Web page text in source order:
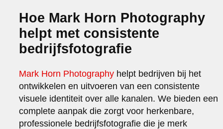
Hoe Mark Horn Photography
helpt met consistente
bedrijfsfotografie
Mark Horn Photography helpt bedrijven bij het
ontwikkelen en uitvoeren van een consistente
visuele identiteit over alle kanalen. We bieden een
complete aanpak die zorgt voor herkenbare,
professionele bedrijfsfotografie die je merk